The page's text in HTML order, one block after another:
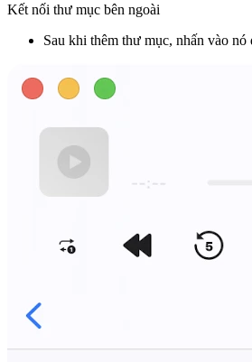
Kết nối thư mục bên ngoài
Sau khi thêm thư mục, nhấn vào nó